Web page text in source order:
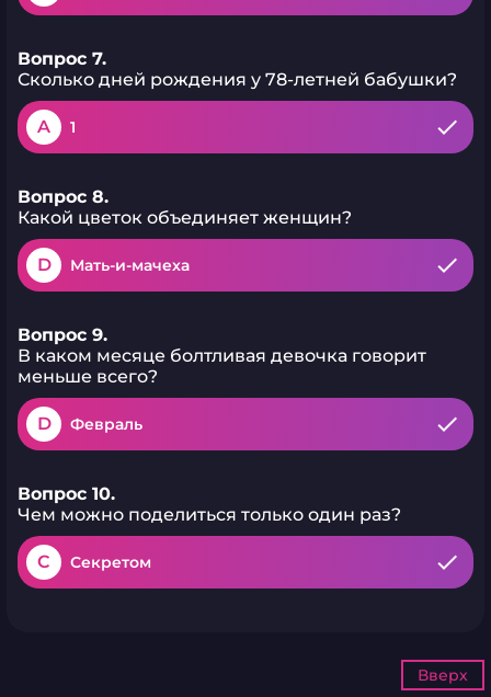
Вопрос 7.
Сколько дней рождения у 78-летней бабушки?
A 1
Вопрос 8.
Какой цветок объединяет женщин?
D Мать-и-мачеха
Вопрос 9.
В каком месяце болтливая девочка говорит
меньше всего?
D Февраль
Вопрос 10.
Чем можно поделиться только один раз?
C Секретом
Вверх